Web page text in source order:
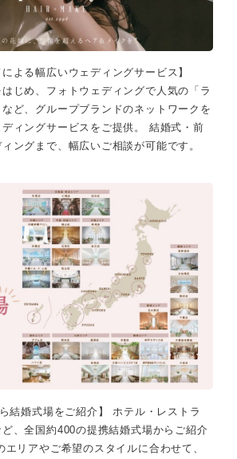
による幅広いウェディングサービス】
はじめ、フォトウェディングで人気の「ラ
ど、グループブランドのネットワークを
ィングサービスをご提供。 結婚式・前
ングまで、幅広いご相談が可能です。
結婚式場をご紹介】 ホテル・レストラ
、全国約400の提携結婚式場からご紹介
リアやご希望のスタイルに合わせて、